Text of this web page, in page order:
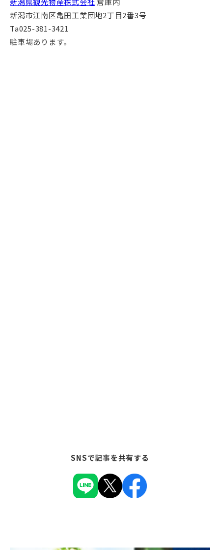
新潟市江南区亀田工業団地2丁目2番3号
Ta025-381-3421
駐車場あります。
SNSで記事を共有する